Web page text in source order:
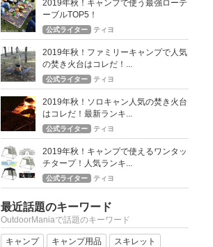
2019年秋！キャンプで使う最強ローテ
ーブルTOP5！
公式ライター ティヨ
2019年秋！ファミリーキャンプで人気
の焚き火台はコレだ！...
公式ライター ティヨ
2019年秋！ソロキャン人気の焚き火台
はコレだ！最新ランキ...
公式ライター ティヨ
2019年秋！キャンプで使えるワンタッ
チタープ！人気ランキ...
公式ライター ティヨ
最近話題のキーワード
OutdoorManiaで話題のキーワード
キャンプ キャンプ用品 スキレット